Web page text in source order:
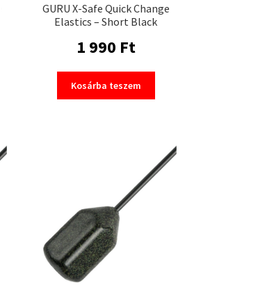
GURU X-Safe Quick Change
Elastics – Short Black
1 990 Ft
Kosárba teszem